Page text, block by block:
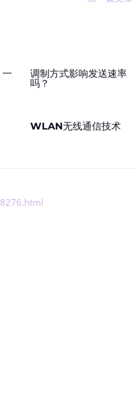
调制方式影响发送速率
吗？
WLAN无线通信技术